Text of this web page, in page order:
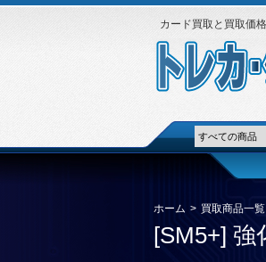
カード買取と買取価格
ホーム > 買取商品一覧
[SM5+]